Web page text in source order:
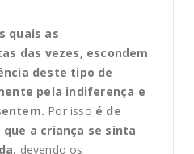
quais as
das vezes, escondem
deste tipo de
pela indiferença e
Por isso é de
a criança se sinta
, devendo os